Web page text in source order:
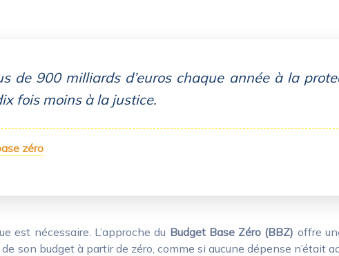
de 900 milliards d’euros chaque année à la
fois moins à la justice.
zéro
est nécessaire. L’approche du Budget Base Zéro (BBZ) offre
son budget à partir de zéro, comme si aucune dépense n’était